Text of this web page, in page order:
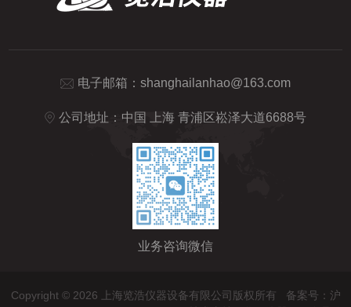
电子邮箱： shanghailanhao@163.com
公司地址：中国 上海 青浦区崧泽大道6688号
业务咨询微信
Copyright © 2026 上海览浩仪器设备有限公司版权所有 备案号：沪